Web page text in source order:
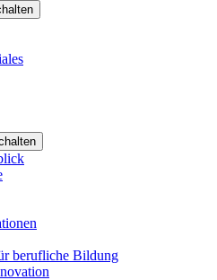
berufliche Bildung